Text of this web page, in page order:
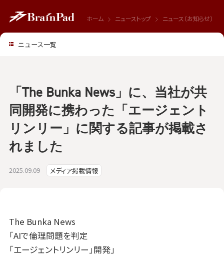
ホーム ニューストップ ニュース（お知らせ）
2025.09.09 メディア掲載情報
「The Bunka News」に、当社が共
同開発に携わった「エージェント
リンリー」に関する記事が掲載さ
れました
The Bunka News
「AIで倫理問題を判定
「エージェントリンリー」開発」
ニュース一覧